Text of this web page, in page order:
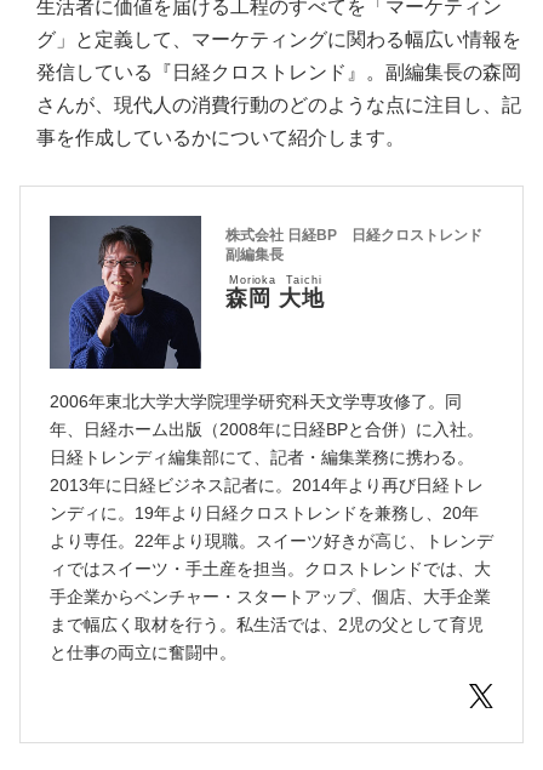
生活者に価値を届ける工程のすべてを「マーケティン
グ」と定義して、マーケティングに関わる幅広い情報を
発信している『日経クロストレンド』。副編集長の森岡
さんが、現代人の消費行動のどのような点に注目し、記
事を作成しているかについて紹介します。
株式会社 日経BP 日経クロストレンド
副編集長
森岡 大地
Morioka Taichi
2006年東北大学大学院理学研究科天文学専攻修了。同
年、日経ホーム出版（2008年に日経BPと合併）に入社。
日経トレンディ編集部にて、記者・編集業務に携わる。
2013年に日経ビジネス記者に。2014年より再び日経トレ
ンディに。19年より日経クロストレンドを兼務し、20年
より専任。22年より現職。スイーツ好きが高じ、トレンデ
ィではスイーツ・手土産を担当。クロストレンドでは、大
手企業からベンチャー・スタートアップ、個店、大手企業
まで幅広く取材を行う。私生活では、2児の父として育児
と仕事の両立に奮闘中。